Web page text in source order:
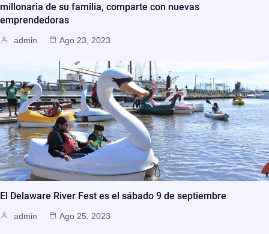
millonaria de su familia, comparte con nuevas
emprendedoras
admin Ago 23, 2023
El Delaware River Fest es el sábado 9 de septiembre
admin Ago 25, 2023